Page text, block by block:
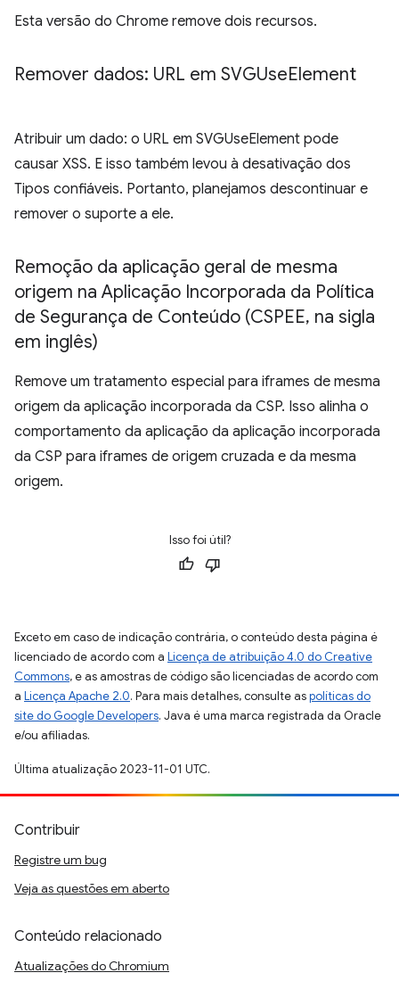
Esta versão do Chrome remove dois recursos.
Remover dados: URL em SVGUseElement
Atribuir um dado: o URL em SVGUseElement pode
causar XSS. E isso também levou à desativação dos
Tipos confiáveis. Portanto, planejamos descontinuar e
remover o suporte a ele.
Remoção da aplicação geral de mesma
origem na Aplicação Incorporada da Política
de Segurança de Conteúdo (CSPEE, na sigla
em inglês)
Remove um tratamento especial para iframes de mesma
origem da aplicação incorporada da CSP. Isso alinha o
comportamento da aplicação da aplicação incorporada
da CSP para iframes de origem cruzada e da mesma
origem.
Isso foi útil?
Exceto em caso de indicação contrária, o conteúdo desta página é
licenciado de acordo com a Licença de atribuição 4.0 do Creative
Commons, e as amostras de código são licenciadas de acordo com
a Licença Apache 2.0. Para mais detalhes, consulte aspolíticas do
site do Google Developers. Java é uma marca registrada da Oracle
e/ou afiliadas.
Última atualização 2023-11-01 UTC.
Contribuir
Registre um bug
Veja as questões em aberto
Conteúdo relacionado
Atualizações do Chromium